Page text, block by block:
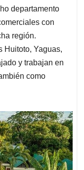
departamento
con
región.
Huitoto, Yaguas,
y trabajan en
como